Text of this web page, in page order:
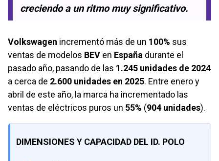
creciendo a un ritmo muy significativo.
Volkswagen incrementó más de un 100% sus
ventas de modelos BEV en España durante el
pasado año, pasando de las 1.245 unidades de 2024
a cerca de 2.600 unidades en 2025. Entre enero y
abril de este año, la marca ha incrementado las
ventas de eléctricos puros un 55% (904 unidades).
DIMENSIONES Y CAPACIDAD DEL ID. POLO